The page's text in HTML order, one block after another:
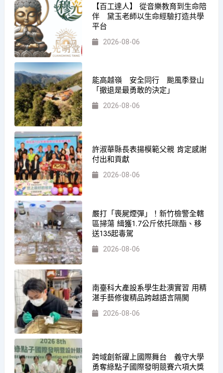
【百工達人】 從音樂教育到生命陪
伴 黛玉老師以生命經驗打造共學
平台
2026-08-06
能高越嶺 安全同行 颱風季登山
「撤退是最勇敢的決定」
2026-08-06
許淑華縣長表揚模範父親 肯定感謝
付出和貢獻
2026-08-06
嚴打「喪屍煙彈」！新竹檢警全轄
區掃蕩 緝獲1.7公斤依托咪酯、移
送135起毒駕
2026-08-06
南臺科大產設系學生赴澳實習 用精
湛手藝修復精品跨越語言隔閡
2026-08-06
跨域創新躍上國際舞台 義守大學
勇奪綠點子國際發明競賽六項大獎